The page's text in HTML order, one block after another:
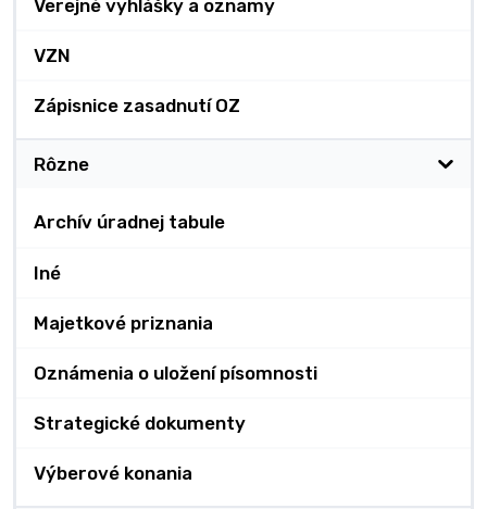
Verejné vyhlášky a oznamy
VZN
Zápisnice zasadnutí OZ
Rôzne
Archív úradnej tabule
Iné
Majetkové priznania
Oznámenia o uložení písomnosti
Strategické dokumenty
Výberové konania